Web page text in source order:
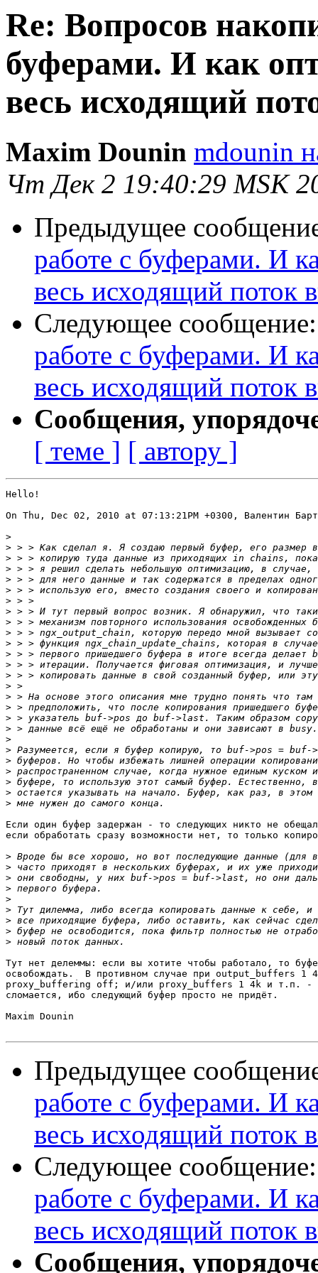
Re: Вопросов
буферами. И как
весь исходящий
Maxim Dounin mdounin
Чт Дек 2 19:40:29 MSK
Предыдущее
работе с буферами. И
весь исходящий поток
Следующее
работе с буферами. И
весь исходящий поток
Сообщения,
[ теме ] [ автору ]
Hello!
On Thu, Dec 02, 2010 at 07:13:21PM +0300, Валентин
>
>
>
>
>
>
>
>
>
>
>
>
>
>
>
>
>
>
>
>
>
>
>
>
>
>
Если один буфер задержан - то следующих никто не
если обработать сразу возможности нет, то только
>
>
>
>
>
>
>
>
>
Тут нет делеммы: если вы хотите чтобы работало, то
освобождать.  В противном случае при output_buffers
proxy_buffering off; и/или proxy_buffers 1 4k и т.п. -
сломается, ибо следующий буфер просто не придёт.
Maxim Dounin
Предыдущее
работе с буферами. И
весь исходящий поток
Следующее
работе с буферами. И
весь исходящий поток
Сообщения,